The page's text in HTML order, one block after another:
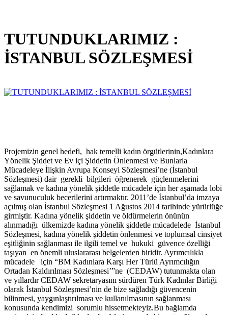
TUTUNDUKLARIMIZ :
İSTANBUL SÖZLEŞMESİ
Projemizin genel hedefi, hak temelli kadın örgütlerinin,Kadınlara
Yönelik Şiddet ve Ev içi Şiddetin Önlenmesi ve Bunlarla
Mücadeleye İlişkin Avrupa Konseyi Sözleşmesi’ne (İstanbul
Sözleşmesi) dair gerekli bilgileri öğrenerek güçlenmelerini
sağlamak ve kadına yönelik şiddetle mücadele için her aşamada lobi
ve savunuculuk becerilerini artırmaktır. 2011’de İstanbul’da imzaya
açılmış olan İstanbul Sözleşmesi 1 Ağustos 2014 tarihinde yürürlüğe
girmiştir. Kadına yönelik şiddetin ve öldürmelerin önünün
alınmadığı ülkemizde kadına yönelik şiddetle mücadelede İstanbul
Sözleşmesi, kadına yönelik şiddetin önlenmesi ve toplumsal cinsiyet
eşitliğinin sağlanması ile ilgili temel ve hukuki güvence özelliği
taşıyan en önemli uluslararası belgelerden biridir. Ayrımcılıkla
mücadele için “BM Kadınlara Karşı Her Türlü Ayrımcılığın
Ortadan Kaldırılması Sözleşmesi’”ne (CEDAW) tutunmakta olan
ve yıllardır CEDAW sekretaryasını sürdüren Türk Kadınlar Birliği
olarak İstanbul Sözleşmesi’nin de bize sağladığı güvencenin
bilinmesi, yaygınlaştırılması ve kullanılmasının sağlanması
konusunda kendimizi sorumlu hissetmekteyiz.Bu bağlamda